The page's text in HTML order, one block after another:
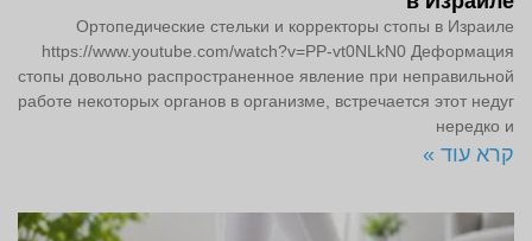
Ортопедические стельки и корректоры стопы в Израиле
https://www.youtube.com/watch?v=PP-vt0NLkN0 Деформация
стопы довольно распространенное явление при неправильной
работе некоторых органов в организме, встречается этот недуг
нередко и
קרא עוד »